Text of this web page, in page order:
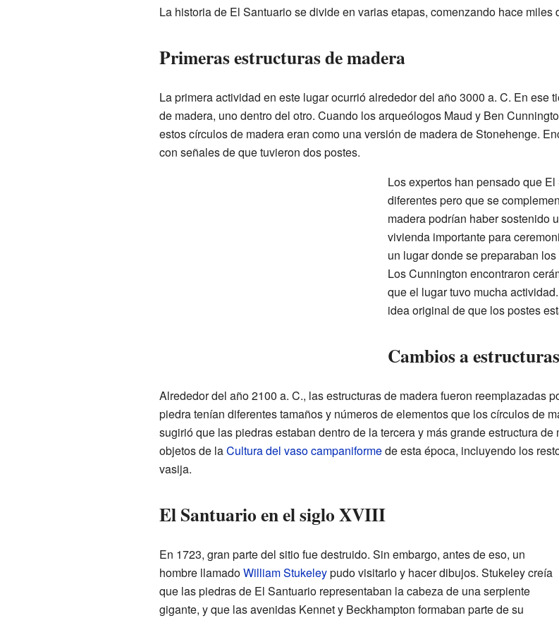
La historia de El Santuario se divide en varias etapas, comenzando hace miles
Primeras estructuras de madera
La primera actividad en este lugar ocurrió alrededor del año 3000 a. C. En ese
de madera, uno dentro del otro. Cuando los arqueólogos Maud y Ben
estos círculos de madera eran como una versión de madera de Stonehenge.
con señales de que tuvieron dos postes.
Los expertos han pensado que
diferentes pero que se
madera podrían haber sostenido
vivienda importante para
un lugar donde se preparaban
Los Cunnington encontraron
que el lugar tuvo mucha
idea original de que los postes
Cambios a
Alrededor del año 2100 a. C., las estructuras de madera fueron reemplazadas
piedra tenían diferentes tamaños y números de elementos que los círculos de
sugirió que las piedras estaban dentro de la tercera y más grande estructura
objetos de laCultura del vaso campaniformede esta época, incluyendo los
vasija.
El Santuario en el siglo XVIII
En 1723, gran parte del sitio fue destruido. Sin embargo, antes de eso, un
hombre llamadoWilliam Stukeleypudo visitarlo y hacer dibujos. Stukeley creía
que las piedras de El Santuario representaban la cabeza de una serpiente
gigante, y que las avenidas Kennet y Beckhampton formaban parte de su